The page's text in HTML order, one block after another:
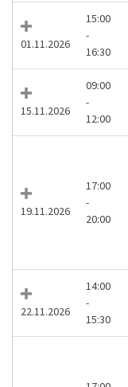
01.11.2026
15:00
-
16:30
15.11.2026
09:00
-
12:00
19.11.2026
17:00
-
20:00
22.11.2026
14:00
-
15:30